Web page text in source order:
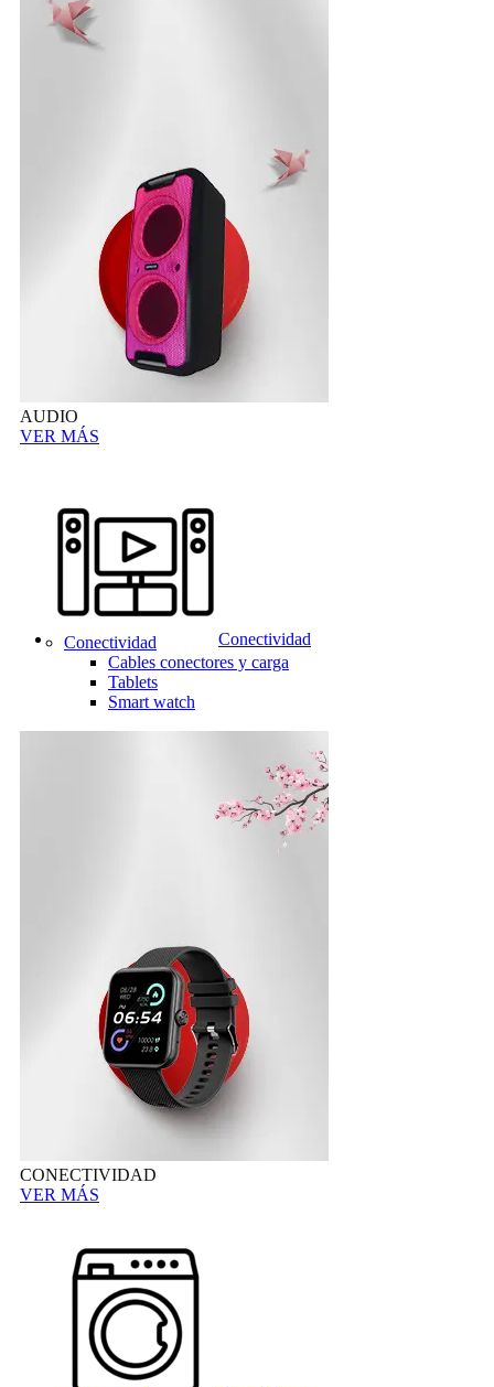
AUDIO
VER MÁS
Conectividad
Conectividad
Cables conectores y carga
Tablets
Smart watch
CONECTIVIDAD
VER MÁS